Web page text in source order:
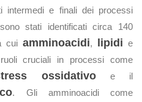
intermedi e finali dei processi
stati identificati circa 140
cui amminoacidi, lipidi e
cruciali in processi come
ossidativo e il
. Gli amminoacidi come